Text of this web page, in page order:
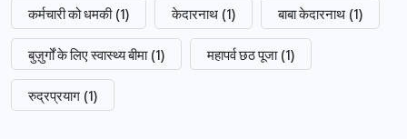
कर्मचारी को धमकी (1) केदारनाथ (1) बाबा केदारनाथ (1)
बुज़ुर्गों के लिए स्वास्थ्य बीमा (1) महापर्व छठ पूजा (1)
रुद्रप्रयाग (1)